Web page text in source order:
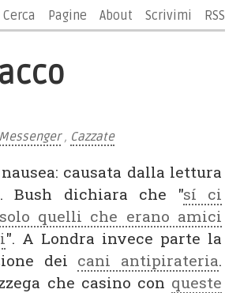
Cerca Pagine About Scrivimi RSS
, Cazzate
causata dalla lettura
Bush dichiara che "sí ci
quelli che erano amici
". A Londra invece parte la
dei cani antipirateria.
che casino con queste